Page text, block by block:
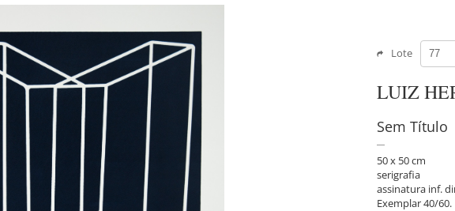
Lote
LUIZ
Sem Título
50 x 50 cm
serigrafia
assinatura inf.
Exemplar 40/60.